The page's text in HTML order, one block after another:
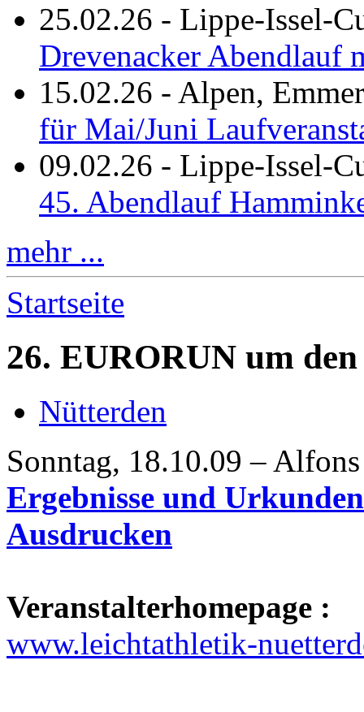
25.02.26 - Lippe-Issel-
Drevenacker Abendlauf
15.02.26 - Alpen,
für Mai/Juni
09.02.26 - Lippe-Issel-
45. Abendlauf
mehr ...
Startseite
26. EURORUN um
Nütterden
Sonntag, 18.10.09 –
Ergebnisse und
Ausdrucken
Veranstalterhomepage :
www.leichtathletik-